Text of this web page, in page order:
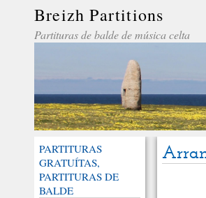
Breizh Partitions
Partituras de balde de música celta
PARTITURAS
GRATUÍTAS,
PARTITURAS DE
BALDE